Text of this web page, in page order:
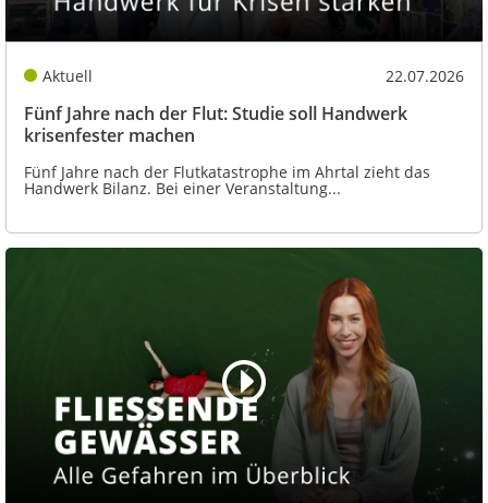
Aktuell 22.07.2026
Fünf Jahre nach der Flut: Studie soll Handwerk
krisenfester machen
Fünf Jahre nach der Flutkatastrophe im Ahrtal zieht das
Handwerk Bilanz. Bei einer Veranstaltung...